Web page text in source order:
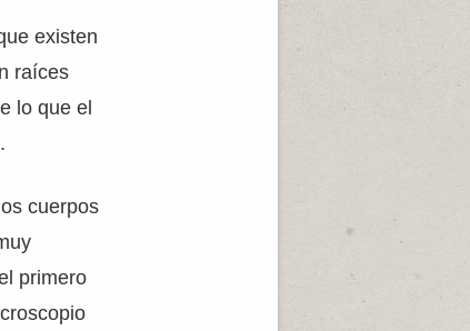
existen
raíces
lo que el
cuerpos
primero